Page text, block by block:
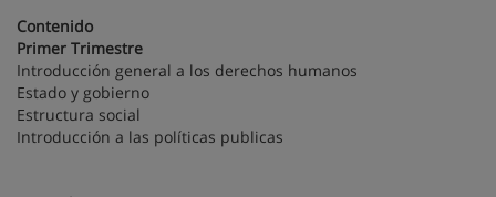
Contenido
Primer Trimestre
Introducción general a los derechos humanos
Estado y gobierno
Estructura social
Introducción a las políticas publicas